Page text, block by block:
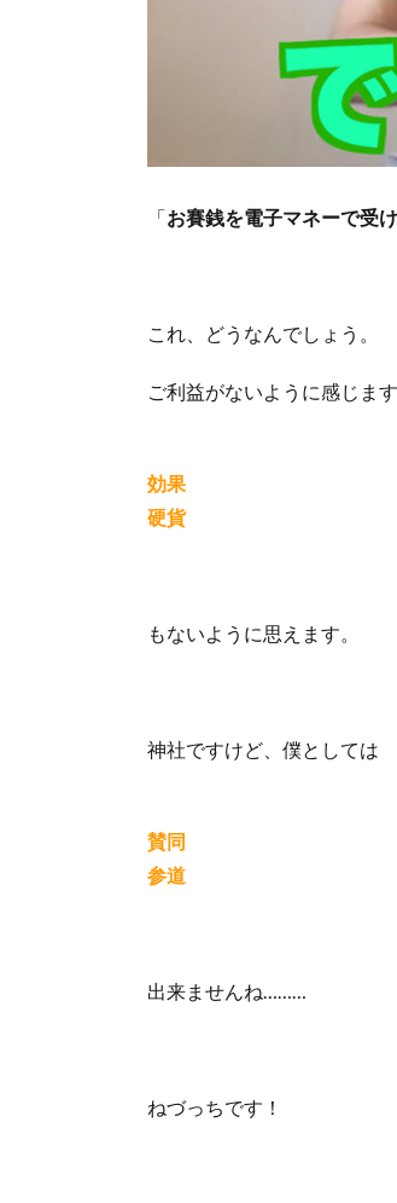
「お賽銭を電子マネーで受
これ、どうなんでしょう。
ご利益がないように感じま
効果
硬貨
もないように思えます。
神社ですけど、僕としては
賛同
参道
出来ませんね………
ねづっちです！